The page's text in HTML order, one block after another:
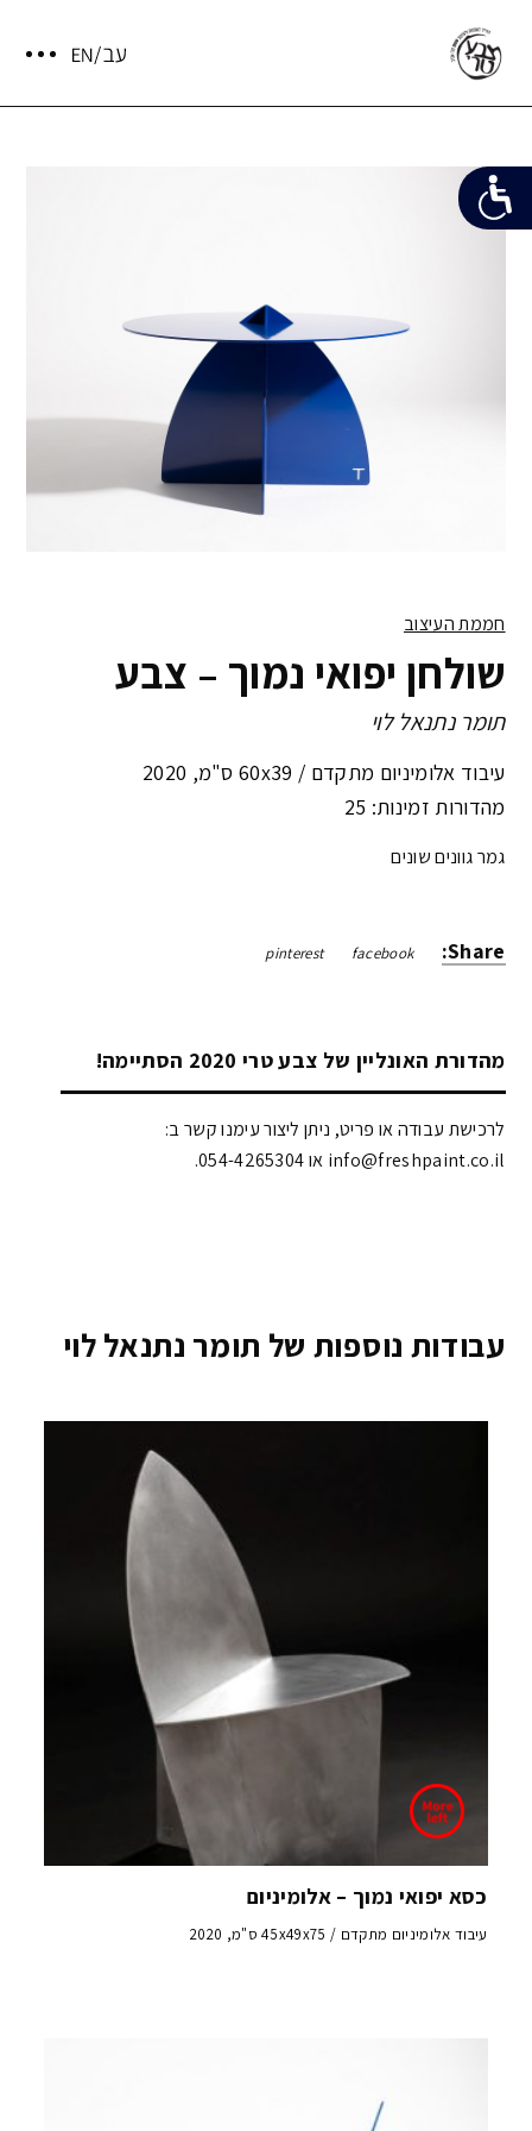
חממת העיצוב
שולחן יפואי נמוך – צבע
תומר נתנאל לוי
עיבוד אלומיניום מתקדם / 60x39 ס"מ ,
מהדורות זמינות: 25
גמר גוונים שונים
Share:
facebook
pinterest
מהדורת האונליין של צבע טרי 2020 הסתיימה!
לרכישת עבודה או פריט, ניתן ליצור עימנו קשר ב:
info@freshpaint.co.il‏ או 054-4265304.
עבודות נוספות של תומר נתנאל לוי
כסא יפואי נמוך – אלומיניום
עיבוד אלומיניום מתקדם / 45x49x75 ס"מ, 2020